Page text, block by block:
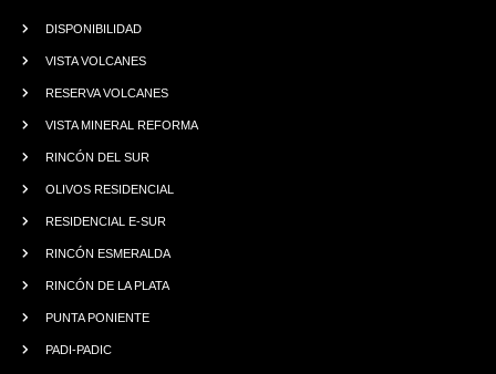
DISPONIBILIDAD
VISTA VOLCANES
RESERVA VOLCANES
VISTA MINERAL REFORMA
RINCÓN DEL SUR
OLIVOS RESIDENCIAL
RESIDENCIAL E-SUR
RINCÓN ESMERALDA
RINCÓN DE LA PLATA
PUNTA PONIENTE
PADI-PADIC